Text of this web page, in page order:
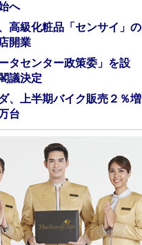
へ
高級化粧品「センサイ」の
開業
ータセンター政策委」を設
議決定
、上半期バイク販売２％増
台